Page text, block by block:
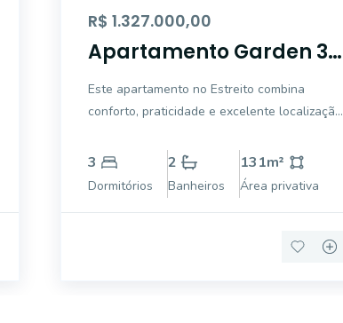
R$ 1.327.000,00
Apartamento Garden 3
dormitórios no Estreito
Este apartamento no Estreito combina
conforto, praticidade e excelente localização
vida, com amplo terraço e jacuzzi para
momentos de lazer exclusivos. Com 131,64
m² privativos, o imóvel apresenta ambientes
3
Dormitórios
2
Banheiros
131m²
Área privativa